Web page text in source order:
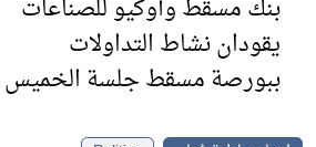
بنك مسقط وأوكيو للصناعات
يقودان نشاط التداولات
ببورصة مسقط جلسة الخميس